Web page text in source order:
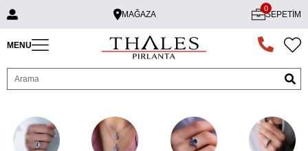
MAĞAZA SEPETIM
0
MENU